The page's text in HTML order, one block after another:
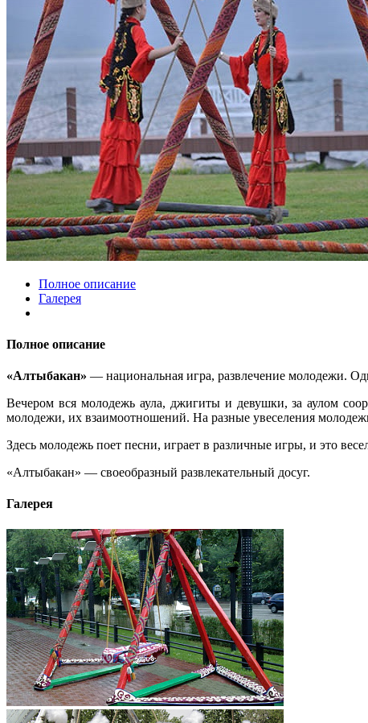
Полное описание
Галерея
Полное описание
«Алтыбакан» — национальная игра, развлечение молодежи.
Вечером вся молодежь аула, джигиты и девушки, за аулом
молодежи, их взаимоотношений. На разные увеселения
Здесь молодежь поет песни, играет в различные игры, и это
«Алтыбакан» — своеобразный развлекательный досуг.
Галерея